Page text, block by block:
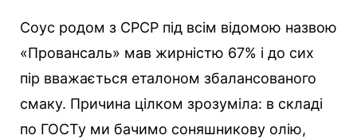
Соус родом з СРСР під всім відомою назвою
«Провансаль» мав жирністю 67% і до сих
пір вважається еталоном збалансованого
смаку. Причина цілком зрозуміла: в складі
по ГОСТу ми бачимо соняшникову олію,